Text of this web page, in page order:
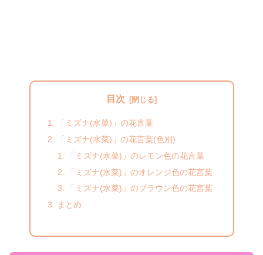
目次
「ミズナ(水菜)」の花言葉
「ミズナ(水菜)」の花言葉(色別)
「ミズナ(水菜)」のレモン色の花言葉
「ミズナ(水菜)」のオレンジ色の花言葉
「ミズナ(水菜)」のブラウン色の花言葉
まとめ